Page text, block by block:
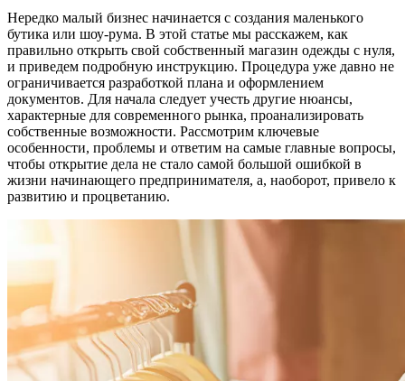
Нередко малый бизнес начинается с создания маленького
бутика или шоу-рума. В этой статье мы расскажем, как
правильно открыть свой собственный магазин одежды с нуля,
и приведем подробную инструкцию. Процедура уже давно не
ограничивается разработкой плана и оформлением
документов. Для начала следует учесть другие нюансы,
характерные для современного рынка, проанализировать
собственные возможности. Рассмотрим ключевые
особенности, проблемы и ответим на самые главные вопросы,
чтобы открытие дела не стало самой большой ошибкой в
жизни начинающего предпринимателя, а, наоборот, привело к
развитию и процветанию.